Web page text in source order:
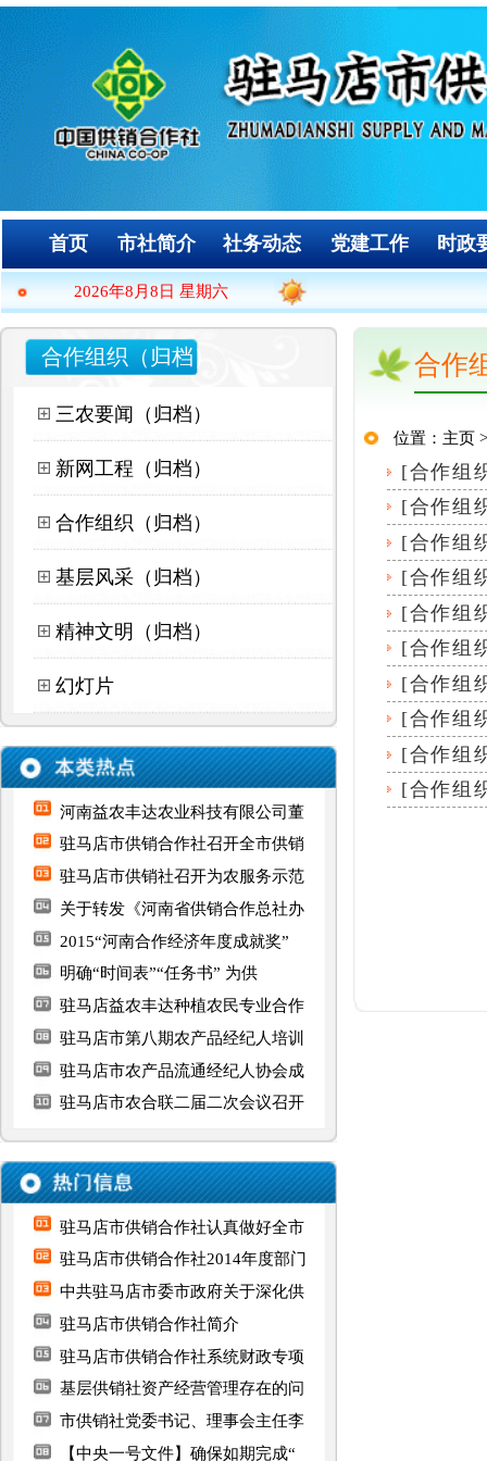
首页 市社简介 社务动态 党建工作
2026年8月8日 星期六
合作组织（归档）
三农要闻（归档）
新网工程（归档）
合作组织（归档）
基层风采（归档）
幻灯片
驻马店市供销合作社召开全市供销
关于转发《河南省供销合作总社办
2015“河南合作经济年度成就奖”
明确“时间表”“任务书” 为供
驻马店益农丰达种植农民专业合作
驻马店市第八期农产品经纪人培训
驻马店市农产品流通经纪人协会成
驻马店市农合联二届二次会议召开
驻马店市供销合作社认真做好全市
驻马店市供销合作社2014年度部门
中共驻马店市委市政府关于深化供
驻马店市供销合作社简介
基层供销社资产经营管理存在的问
【中央一号文件】确保如期完成“
市委 市政府召开全市深化供销合
省供销社党组成员、理事会副主任
合作组织（归
主页>社务动态 > 合
合作组织（归档） ]
单及基本情况公示
合作组织（归档）]
合作组织（归档）]
合作组织（归档）]
合作组织（归档）]
综合业绩考评工作及
[ 合作组织（归档）]
荣获“2013年度全国百
合作组织（归档）]
[ 合作组织（归档）]
合作组织（归档）]
50佳合作社”称号
首页
1
2
下一页
末页
共2页12条
友情链接
驻马店市供销合作社官方网站 版权所有 网站